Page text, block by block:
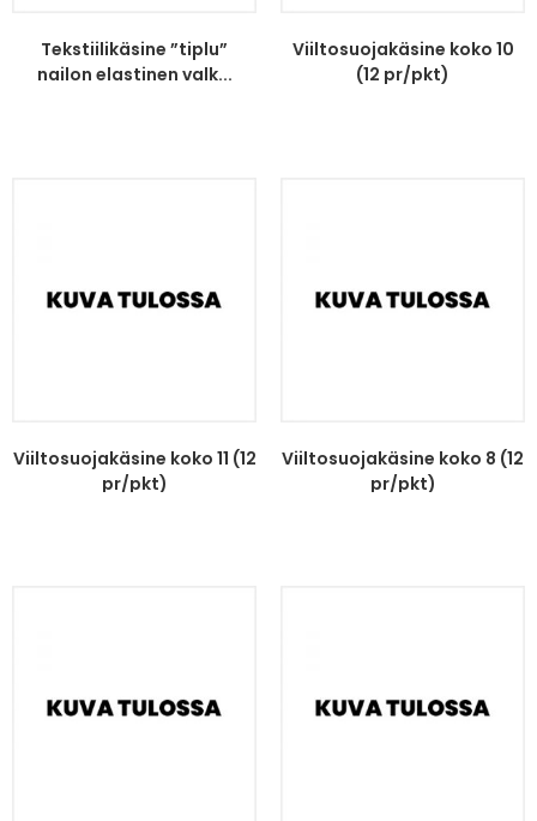
Tekstiilikäsine ”tiplu”
nailon elastinen valk...
Viiltosuojakäsine koko 10
(12 pr/pkt)
Viiltosuojakäsine koko 11 (12
pr/pkt)
Viiltosuojakäsine koko 8 (12
pr/pkt)